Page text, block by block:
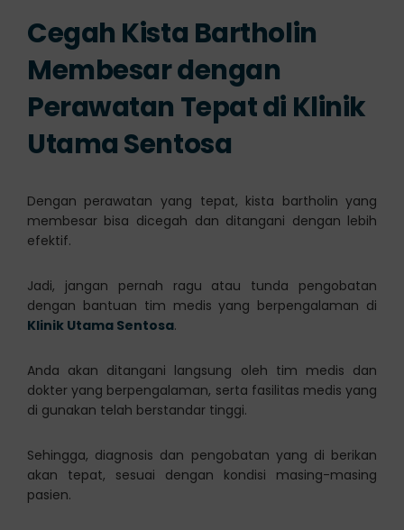
Cegah Kista Bartholin
Membesar dengan
Perawatan Tepat di Klinik
Utama Sentosa
Dengan perawatan yang tepat, kista bartholin yang
membesar bisa dicegah dan ditangani dengan lebih
efektif.
Jadi, jangan pernah ragu atau tunda pengobatan
dengan bantuan tim medis yang berpengalaman di
Klinik Utama Sentosa.
Anda akan ditangani langsung oleh tim medis dan
dokter yang berpengalaman, serta fasilitas medis yang
di gunakan telah berstandar tinggi.
Sehingga, diagnosis dan pengobatan yang di berikan
akan tepat, sesuai dengan kondisi masing-masing
pasien.